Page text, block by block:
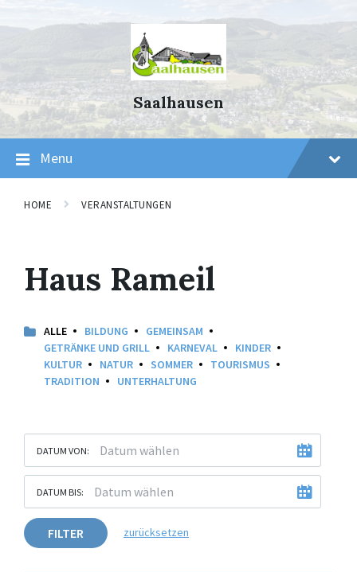
Saalhausen
Menu
HOME VERANSTALTUNGEN
Haus Rameil
ALLE BILDUNG
GEMEINSAM
GETRÄNKE UND GRILL
KARNEVAL
KINDER
KULTUR
NATUR SOMMER
TOURISMUS
TRADITION
UNTERHALTUNG
DATUM VON:
DATUM BIS:
FILTER zurücksetzen